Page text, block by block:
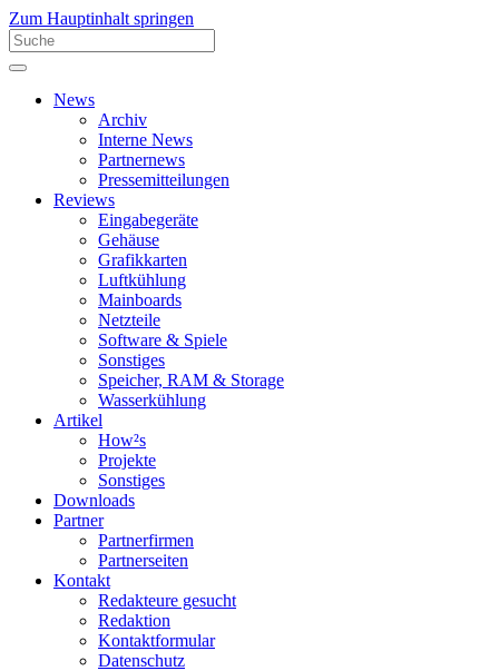
Zum Hauptinhalt springen
News
Archiv
Interne News
Partnernews
Pressemitteilungen
Reviews
Eingabegeräte
Gehäuse
Grafikkarten
Luftkühlung
Mainboards
Netzteile
Software & Spiele
Sonstiges
Speicher, RAM & Storage
Wasserkühlung
Artikel
How²s
Projekte
Sonstiges
Downloads
Partner
Partnerfirmen
Partnerseiten
Kontakt
Redakteure gesucht
Redaktion
Kontaktformular
Datenschutz